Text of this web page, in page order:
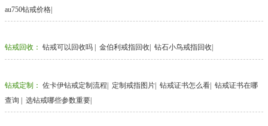
au750钻戒价格|
钻戒回收 ： 钻戒可以回收吗 | 金伯利戒指回收| 钻石小鸟戒指回收|
钻戒定制 ： 佐卡伊钻戒定制流程| 定制戒指图片| 钻戒证书怎么看| 钻戒证书在哪
查询 | 选钻戒哪些参数重要|